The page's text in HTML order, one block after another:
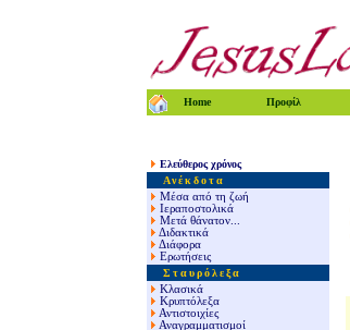
Home Προφίλ
Ελεύθερος χρόνος
Ανέκδοτα
Μέσα από τη ζωή
Ιεραποστολικά
Μετά θάνατον...
Διδακτικά
Διάφορα
Ερωτήσεις
Σταυρόλεξα
Κλασικά
Κρυπτόλεξα
Αντιστοιχίες
Αναγραμματισμοί